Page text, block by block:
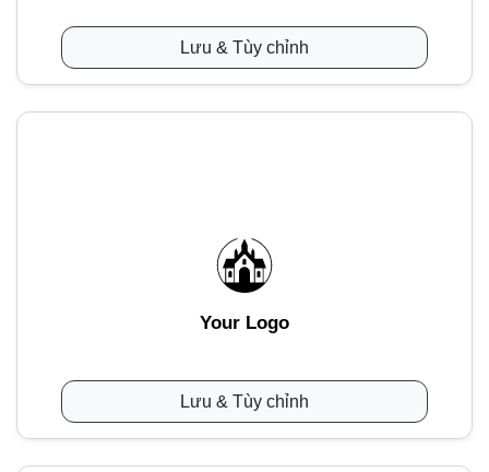
Lưu & Tùy chỉnh
Your Logo
Lưu & Tùy chỉnh